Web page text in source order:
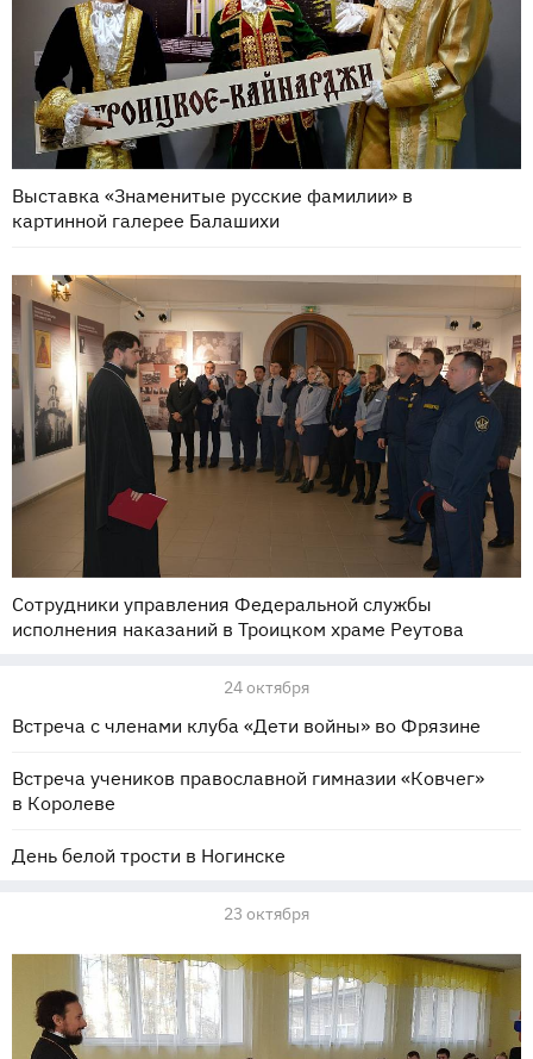
Выставка «Знаменитые русские фамилии» в
картинной галерее Балашихи
Сотрудники управления Федеральной службы
исполнения наказаний в Троицком храме Реутова
24 октября
Встреча с членами клуба «Дети войны» во Фрязине
Встреча учеников православной гимназии «Ковчег»
в Королеве
День белой трости в Ногинске
23 октября